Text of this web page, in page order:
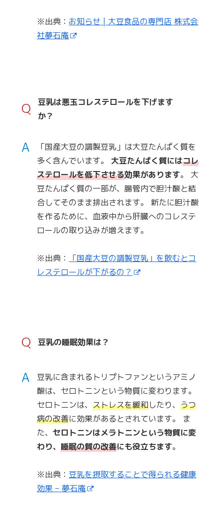
※出典： お知らせ | 大豆食品の専門店 株式会
社夢石庵
Q
豆乳は悪玉コレステロールを下げます
か？
A
「国産大豆の調製豆乳」は大豆たんぱく質を
多く含んでいます。 大豆たんぱく質にはコレ
ステロールを低下させる効果があります。 大
豆たんぱく質の一部が、腸管内で胆汁酸と結
合してそのまま排出されます。 新たに胆汁酸
を作るために、血液中から肝臓へのコレステ
ロールの取り込みが増えます。
※出典：
「国産大豆の調製豆乳」を飲むとコ
レステロールが下がるの？
Q 豆乳の睡眠効果は？
A
豆乳に含まれるトリプトファンというアミノ
酸は、セロトニンという物質に変わります。
セロトニンは、ストレスを緩和したり、うつ
病の改善に効果があるとされています。 ま
た、セロトニンはメラトニンという物質に変
わり、睡眠の質の改善にも役立ちます。
※出典： 豆乳を摂取することで得られる健康
効果 – 夢石庵